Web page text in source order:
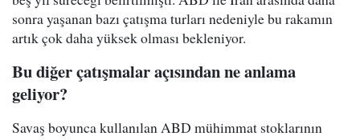
sonra yaşanan bazı çatışma turları nedeniyle bu rakamın
artık çok daha yüksek olması bekleniyor.
Bu diğer çatışmalar açısından ne anlama
geliyor?
Savaş boyunca kullanılan ABD mühimmat stoklarının